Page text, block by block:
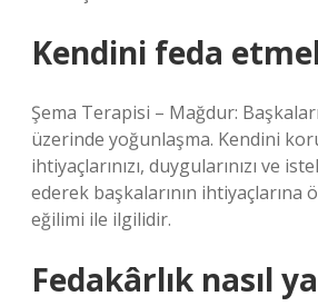
Kendini feda
Şema Terapisi – Mağdur:
üzerinde yoğunlaşma. Kendini
ihtiyaçlarınızı, duygularınızı ve
ederek başkalarının ihtiyaçlarına
eğilimi ile ilgilidir.
Fedakârlık nasıl